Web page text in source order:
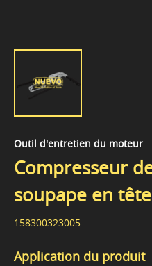
Outil d'entretien du moteur
Compresseur
soupape en tête
158300323005
Application du produit